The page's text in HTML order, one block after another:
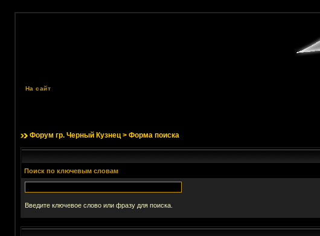
На сайт
Форум гр. Черный Кузнец> Форма поиска
Поиск по ключевым словам
Введите ключевое слово или фразу для поиска.